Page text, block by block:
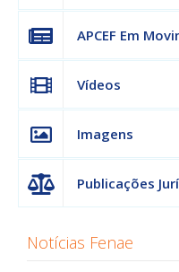
APCEF Em
Vídeos
Imagens
Publicações
Notícias Fenae